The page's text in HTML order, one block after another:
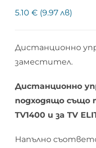
5.10 € (9.97 лв)
Дистанционно
заместител.
Дистанционно
подходящо също
TV1400 и за TV
Напълно